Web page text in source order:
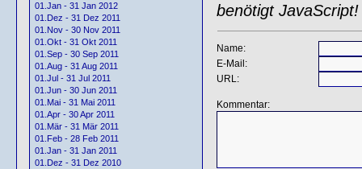
01.Jan - 31 Jan 2012
01.Dez - 31 Dez 2011
01.Nov - 30 Nov 2011
01.Okt - 31 Okt 2011
01.Sep - 30 Sep 2011
01.Aug - 31 Aug 2011
01.Jul - 31 Jul 2011
01.Jun - 30 Jun 2011
01.Mai - 31 Mai 2011
01.Apr - 30 Apr 2011
01.Mär - 31 Mär 2011
01.Feb - 28 Feb 2011
01.Jan - 31 Jan 2011
01.Dez - 31 Dez 2010
benötigt JavaScript!
Name:
E-Mail:
URL:
Kommentar: